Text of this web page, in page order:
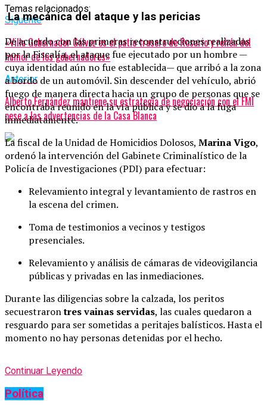
Temas relacionados:
Siguente
«Villa Gobernador Gálvez es el patio trasero de Rosario y rehén del
humor de los gobernadores»
Anterior
Alberto Fernández mantiene su estrategia de negociación con el FMI
pese a las advertencias de la Casa Blanca
La mecánica del ataque y las pericias
De acuerdo con las primeras reconstrucciones realizadas
por la Fiscalía, el ataque fue ejecutado por un hombre —
cuya identidad aún no fue establecida— que arribó a la zona
a bordo de un automóvil. Sin descender del vehículo, abrió
fuego de manera directa hacia un grupo de personas que se
encontraba reunido en la vía pública y se dio a la fuga
inmediatamente.
La fiscal de la Unidad de Homicidios Dolosos, Marina Vigo,
ordenó la intervención del Gabinete Criminalístico de la
Policía de Investigaciones (PDI) para efectuar:
Relevamiento integral y levantamiento de rastros en
la escena del crimen.
Toma de testimonios a vecinos y testigos
presenciales.
Relevamiento y análisis de cámaras de videovigilancia
públicas y privadas en las inmediaciones.
Durante las diligencias sobre la calzada, los peritos
secuestrarontres vainas servidas, las cuales quedaron a
resguardo para ser sometidas a peritajes balísticos. Hasta el
momento no hay personas detenidas por el hecho.
Continuar Leyendo
Política